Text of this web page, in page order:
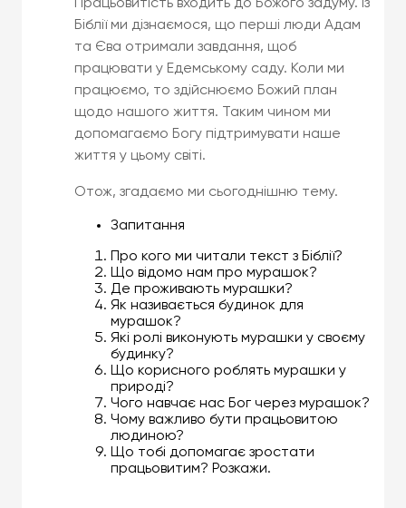
Працьовитість входить до Божого задуму. Із
Біблії ми дізнаємося, що перші люди Адам
та Єва отримали завдання, щоб
працювати у Едемському саду. Коли ми
працюємо, то здійснюємо Божий план
щодо нашого життя. Таким чином ми
допомагаємо Богу підтримувати наше
життя у цьому світі.
Отож, згадаємо ми сьогоднішню тему.
Запитання
Про кого ми читали текст з Біблії?
Що відомо нам про мурашок?
Де проживають мурашки?
Як називається будинок для
мурашок?
Які ролі виконують мурашки у своєму
будинку?
Що корисного роблять мурашки у
природі?
Чого навчає нас Бог через мурашок?
Чому важливо бути працьовитою
людиною?
Що тобі допомагає зростати
працьовитим? Розкажи.